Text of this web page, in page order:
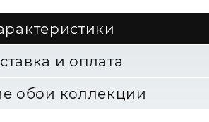
и оплата
обои коллекции